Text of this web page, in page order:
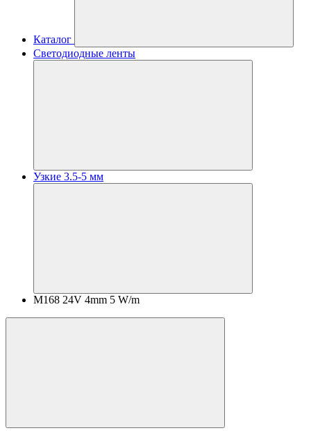
Каталог
Светодиодные ленты
Узкие 3.5-5 мм
M168 24V 4mm 5 W/m